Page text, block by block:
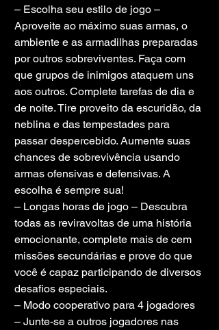
– Escolha seu estilo de jogo –
Aproveite ao máximo suas armas, o
ambiente e as armadilhas preparadas
por outros sobreviventes. Faça com
que grupos de inimigos ataquem uns
aos outros. Complete tarefas de dia e
de noite. Tire proveito da escuridão, da
neblina e das tempestades para
passar despercebido. Aumente suas
chances de sobrevivência usando
armas ofensivas e defensivas. A
escolha é sempre sua!
– Longas horas de jogo – Descubra
todas as reviravoltas de uma história
emocionante, complete mais de cem
missões secundárias e prove do que
você é capaz participando de diversos
desafios especiais.
– Modo cooperativo para 4 jogadores
– Junte-se a outros jogadores nas